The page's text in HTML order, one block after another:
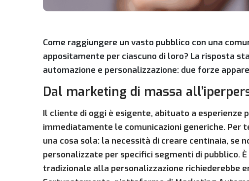
Come raggiungere un vasto pubblico con una
appositamente per ciascuno di loro? La risposta
automazione e personalizzazione: due forze
Dal marketing di massa
Il cliente di oggi è esigente, abituato a esperienze
immediatamente le comunicazioni generiche. Per
una cosa sola: la necessità di creare centinaia, se
personalizzate per specifici segmenti di pubblico. È
tradizionale alla personalizzazione richiederebbe